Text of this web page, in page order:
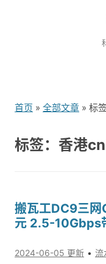
首页 » 全部文章 » 标
标签：香港
搬瓦工DC9三
元 2.5-10Gbps
2024-06-05 更新 流